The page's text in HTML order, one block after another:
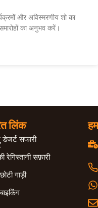
और अविस्मरणीय शो का
का अनुभव करें।
लिंक
डेजर्ट सफारी
रेगिस्तानी सफ़ारी
गाड़ी